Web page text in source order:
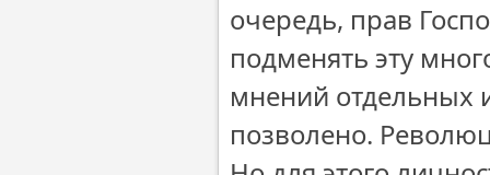
очередь, прав
подменять эту
мнений отдельных
позволено.